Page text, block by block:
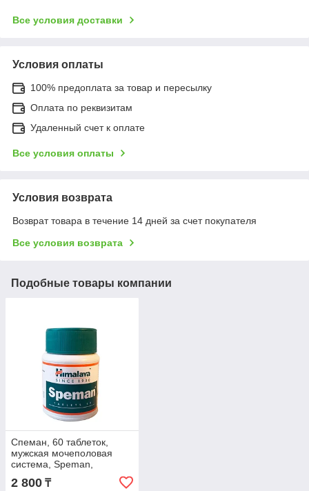
Все условия доставки
Условия оплаты
100% предоплата за товар и пересылку
Оплата по реквизитам
Удаленный счет к оплате
Все условия оплаты
Условия возврата
Возврат товара в течение 14 дней за счет покупателя
Все условия возврата
Подобные товары компании
Спеман, 60 таблеток,
мужская мочеполовая
система, Speman,
Himalaya, Индия
2 800 ₸